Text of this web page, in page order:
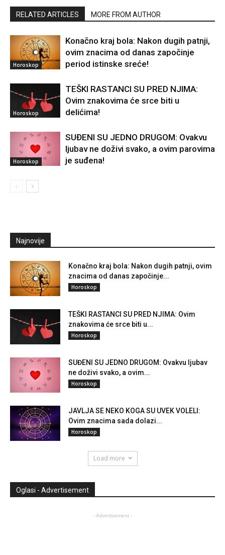
RELATED ARTICLES MORE FROM AUTHOR
Horoskop
Konačno kraj bola: Nakon dugih patnji,
ovim znacima od danas započinje
period istinske sreće!
Horoskop
TEŠKI RASTANCI SU PRED NJIMA:
Ovim znakovima će srce biti u
delićima!
Horoskop
SUĐENI SU JEDNO DRUGOM: Ovakvu
ljubav ne doživi svako, a ovim parovima
je suđena!
Najnovije
Konačno kraj bola: Nakon dugih patnji, ovim
znacima od danas započinje...
Horoskop
TEŠKI RASTANCI SU PRED NJIMA: Ovim
znakovima će srce biti u...
Horoskop
SUĐENI SU JEDNO DRUGOM: Ovakvu ljubav
ne doživi svako, a ovim...
Horoskop
JAVLJA SE NEKO KOGA SU UVEK VOLELI:
Ovim znacima sada dolazi...
Horoskop
Load more
Oglasi - Advertisement
- Advertisement -